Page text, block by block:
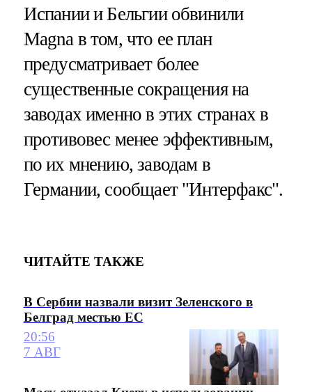
Испании и Бельгии обвинили
Magna в том, что ее план
предусматривает более
существенные сокращения на
заводах именно в этих странах в
противовес менее эффективным,
по их мнению, заводам в
Германии, сообщает "Интерфакс".
ЧИТАЙТЕ ТАКЖЕ
В Сербии назвали визит Зеленского в
Белград местью ЕС
20:56
7 АВГ